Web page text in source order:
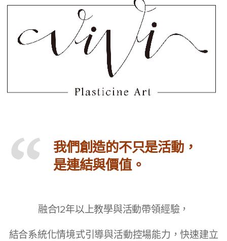
我們創造的不只是活動，
是連結與價值。
融合12年以上教學與活動帶領經驗，
結合系統化情境式引導與活動控場能力，快速建立